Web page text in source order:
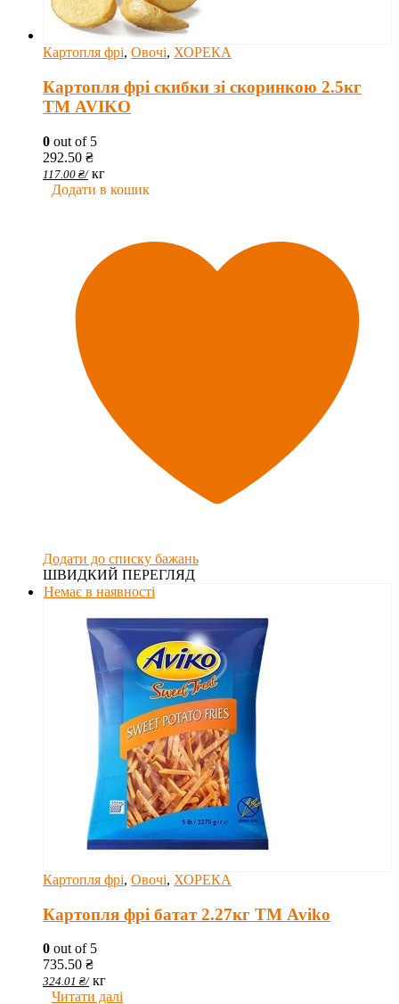
Картопля фрі, Овочі, ХОРЕКА
Картопля фрі скибки зі скоринкою 2.5кг
ТМ AVIKO
0 out of 5
292.50 ₴
117.00 ₴/ кг
Додати в кошик
Додати до списку бажань
ШВИДКИЙ ПЕРЕГЛЯД
Немає в наявності
Картопля фрі, Овочі, ХОРЕКА
Картопля фрі батат 2.27кг ТМ Aviko
0 out of 5
735.50 ₴
324.01 ₴/ кг
Читати далі